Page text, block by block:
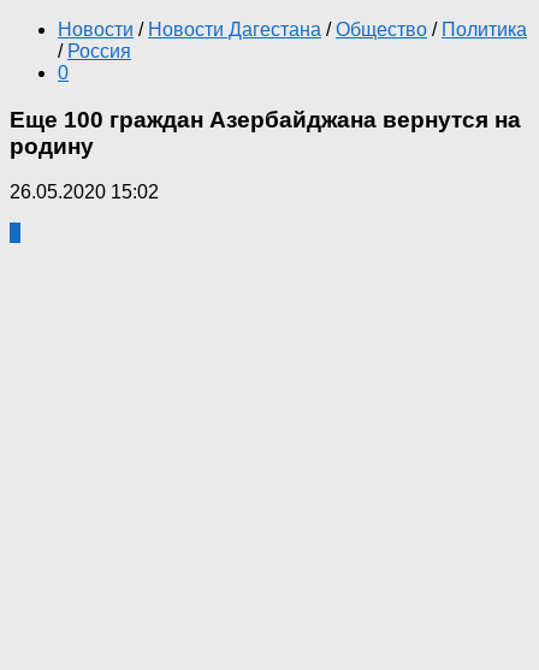
Новости / Новости Дагестана / Общество / Политика
/ Россия
0
Еще 100 граждан Азербайджана вернутся на
родину
26.05.2020 15:02